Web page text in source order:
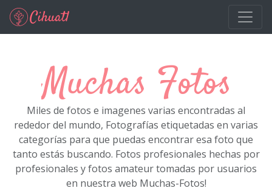
Ir al contenido principal
Muchas Fotos
Miles de fotos e imagenes varias encontradas al
rededor del mundo, Fotografías etiquetadas en varias
categorías para que puedas encontrar esa foto que
tanto estás buscando. Fotos profesionales hechas por
profesionales y fotos amateur tomadas por usuarios
en nuestra web Muchas-Fotos!